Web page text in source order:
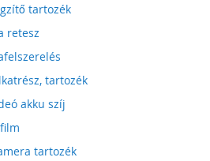
tartozék
retesz
tartozék
akku szíj
tartozék